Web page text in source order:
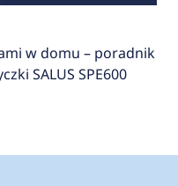
w domu – poradnik
SALUS SPE600